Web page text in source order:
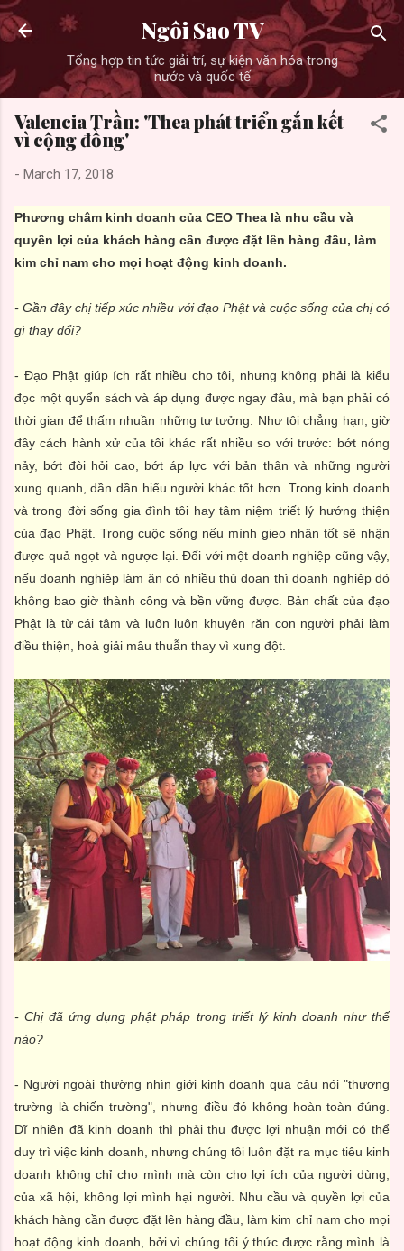
Skip to main content
Ngôi Sao TV
Tổng hợp tin tức giải trí, sự kiện văn hóa trong
nước và quốc tế
Valencia Trần: 'Thea phát triển gắn kết
vì cộng đồng'
- March 17, 2018
Phương châm kinh doanh của CEO Thea là nhu cầu và
quyền lợi của khách hàng cần được đặt lên hàng đầu, làm
kim chỉ nam cho mọi hoạt động kinh doanh.
- Gần đây chị tiếp xúc nhiều với đạo Phật và cuộc sống của chị có
gì thay đổi?
- Đạo Phật giúp ích rất nhiều cho tôi, nhưng không phải là kiểu
đọc một quyển sách và áp dụng được ngay đâu, mà bạn phải có
thời gian để thấm nhuần những tư tưởng. Như tôi chẳng hạn, giờ
đây cách hành xử của tôi khác rất nhiều so với trước: bớt nóng
nảy, bớt đòi hỏi cao, bớt áp lực với bản thân và những người
xung quanh, dần dần hiểu người khác tốt hơn. Trong kinh doanh
và trong đời sống gia đình tôi hay tâm niệm triết lý hướng thiện
của đạo Phật. Trong cuộc sống nếu mình gieo nhân tốt sẽ nhận
được quả ngọt và ngược lại. Đối với một doanh nghiệp cũng vậy,
nếu doanh nghiệp làm ăn có nhiều thủ đoạn thì doanh nghiệp đó
không bao giờ thành công và bền vững được. Bản chất của đạo
Phật là từ cái tâm và luôn luôn khuyên răn con người phải làm
điều thiện, hoà giải mâu thuẫn thay vì xung đột.
- Chị đã ứng dụng phật pháp trong triết lý kinh doanh như thế
nào?
- Người ngoài thường nhìn giới kinh doanh qua câu nói "thương
trường là chiến trường", nhưng điều đó không hoàn toàn đúng.
Dĩ nhiên đã kinh doanh thì phải thu được lợi nhuận mới có thể
duy trì việc kinh doanh, nhưng chúng tôi luôn đặt ra mục tiêu kinh
doanh không chỉ cho mình mà còn cho lợi ích của người dùng,
của xã hội, không lợi mình hại người. Nhu cầu và quyền lợi của
khách hàng cần được đặt lên hàng đầu, làm kim chỉ nam cho mọi
hoạt động kinh doanh, bởi vì chúng tôi ý thức được rằng mình là